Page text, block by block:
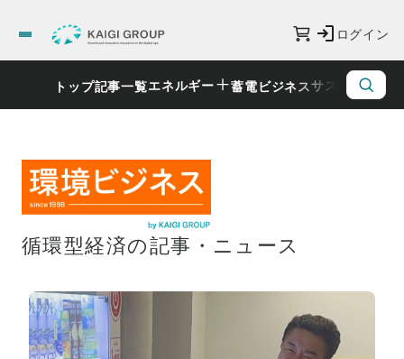
ログイン
トップ記事一覧エネルギー 蓄電ビジネスサステナビリ
循環型経済の記事・ニュース